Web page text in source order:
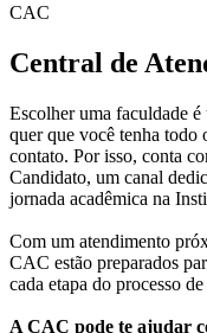
CAC
Central de
Escolher uma faculdade
quer que você tenha todo
contato. Por isso, conta
Candidato, um canal
jornada acadêmica na
Com um atendimento
CAC estão preparados
cada etapa do processo
A CAC pode te ajudar